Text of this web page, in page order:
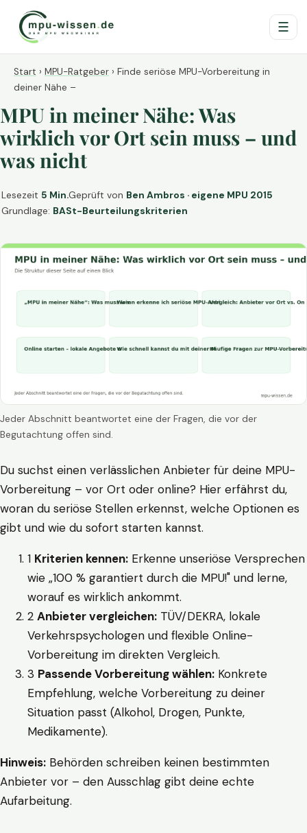
☰
Start › MPU-Ratgeber › Finde seriöse MPU-Vorbereitung in
deiner Nähe –
MPU in meiner Nähe: Was
wirklich vor Ort sein muss – und
was nicht
Lesezeit 5 Min.Geprüft von Ben Ambros · eigene MPU 2015
Grundlage: BASt-Beurteilungskriterien
Jeder Abschnitt beantwortet eine der Fragen, die vor der
Begutachtung offen sind.
Du suchst einen verlässlichen Anbieter für deine MPU-
Vorbereitung – vor Ort oder online? Hier erfährst du,
woran du seriöse Stellen erkennst, welche Optionen es
gibt und wie du sofort starten kannst.
1 Kriterien kennen: Erkenne unseriöse Versprechen
wie „100 % garantiert durch die MPU!" und lerne,
worauf es wirklich ankommt.
2 Anbieter vergleichen: TÜV/DEKRA, lokale
Verkehrspsychologen und flexible Online-
Vorbereitung im direkten Vergleich.
3 Passende Vorbereitung wählen: Konkrete
Empfehlung, welche Vorbereitung zu deiner
Situation passt (Alkohol, Drogen, Punkte,
Medikamente).
Hinweis: Behörden schreiben keinen bestimmten
Anbieter vor – den Ausschlag gibt deine echte
Aufarbeitung.